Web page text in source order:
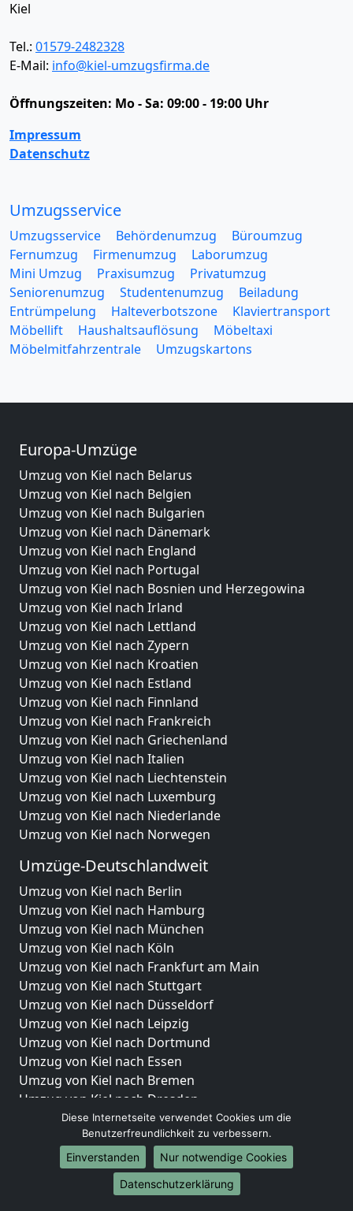
Kiel
Tel.: 01579-2482328
E-Mail: info@kiel-umzugsfirma.de
Öffnungszeiten: Mo - Sa: 09:00 - 19:00 Uhr
Impressum
Datenschutz
Umzugsservice
Umzugsservice Behördenumzug
Büroumzug
Fernumzug
Firmenumzug
Laborumzug
Mini Umzug
Praxisumzug
Privatumzug
Seniorenumzug
Studentenumzug
Beiladung
Entrümpelung
Halteverbotszone
Klaviertransport
Möbellift
Haushaltsauflösung
Möbeltaxi
Möbelmitfahrzentrale
Umzugskartons
Europa-Umzüge
Umzug von Kiel nach Belarus
Umzug von Kiel nach Belgien
Umzug von Kiel nach Bulgarien
Umzug von Kiel nach Dänemark
Umzug von Kiel nach England
Umzug von Kiel nach Portugal
Umzug von Kiel nach Bosnien und Herzegowina
Umzug von Kiel nach Irland
Umzug von Kiel nach Lettland
Umzug von Kiel nach Zypern
Umzug von Kiel nach Kroatien
Umzug von Kiel nach Estland
Umzug von Kiel nach Finnland
Umzug von Kiel nach Frankreich
Umzug von Kiel nach Griechenland
Umzug von Kiel nach Italien
Umzug von Kiel nach Liechtenstein
Umzug von Kiel nach Luxemburg
Umzug von Kiel nach Niederlande
Umzug von Kiel nach Norwegen
Umzüge-Deutschlandweit
Umzug von Kiel nach Berlin
Umzug von Kiel nach Hamburg
Umzug von Kiel nach München
Umzug von Kiel nach Köln
Umzug von Kiel nach Frankfurt am Main
Umzug von Kiel nach Stuttgart
Umzug von Kiel nach Düsseldorf
Umzug von Kiel nach Leipzig
Umzug von Kiel nach Dortmund
Umzug von Kiel nach Essen
Umzug von Kiel nach Bremen
Umzug von Kiel nach Dresden
Umzug von Kiel nach Hannover
Umzug von Kiel nach Nürnberg
Umzug von Kiel nach Duisburg
Umzug von Kiel nach Bochum
Umzug von Kiel nach Wuppertal
Diese Internetseite verwendet Cookies um die
Benutzerfreundlichkeit zu verbessern.
Einverstanden
Nur notwendige Cookies
Datenschutzerklärung